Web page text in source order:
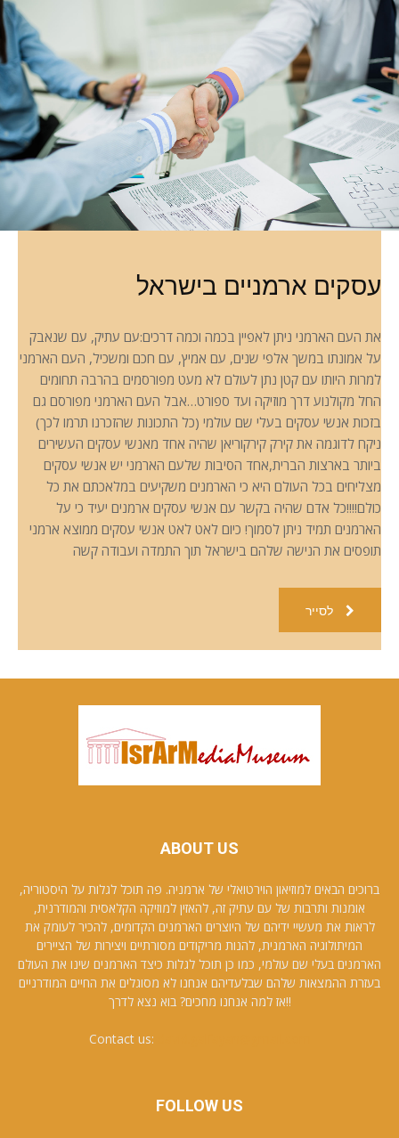
עסקים ארמניים בישראל
את העם הארמני ניתן לאפיין בכמה וכמה דרכים:עם עתיק, עם שנאבק
על אמונתו במשך אלפי שנים, עם אמיץ, עם חכם ומשכיל, העם הארמני
למרות היותו עם קטן נתן לעולם לא מעט מפורסמים בהרבה תחומים
החל מקולנוע דרך מוזיקה ועד ספורט…אבל העם הארמני מפורסם גם
בזכות אנשי עסקים בעלי שם עולמי (כל התכונות שהזכרנו תרמו לכך)
ניקח לדוגמה את קירק קירקוריאן שהיה אחד מאנשי עסקים העשירים
ביותר בארצות הברית,אחד הסיבות שלעם הארמני יש אנשי עסקים
מצליחים בכל העולם היא כי הארמנים משקיעים במלאכתם את כל
כולם!!!!כל אדם שהיה בקשר עם אנשי עסקים ארמנים יעיד כי על
הארמנים תמיד ניתן לסמוך! כיום לאט לאט אנשי עסקים ממוצא ארמני
תופסים את הנישה שלהם בישראל תוך התמדה ועבודה קשה
לסייר
ABOUT US
ברוכים הבאים למוזיאון הוירטואלי של ארמניה. פה תוכל לגלות על היסטוריה,
אומנות ותרבות של עם עתיק זה, להאזין למוזיקה הקלאסית והמודרנית,
לראות את מעשיי ידיהם של היוצרים הארמנים הקדומים, להכיר לעומק את
המיתולוגיה הארמנית, להנות מריקודים מסורתיים ויצירות של הציירים
הארמנים בעלי שם עולמי, כמו כן תוכל לגלות כיצד הארמנים שינו את העולם
בעזרת ההמצאות שלהם שבלעדיהם אנחנו לא מסוגלים את החיים המודרניים
!!אז למה אנחנו מחכים? בוא נצא לדרך
Contact us:
FOLLOW US